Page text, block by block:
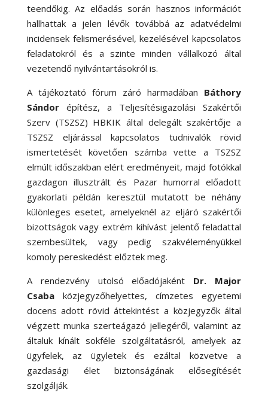
teendőkig. Az előadás során hasznos információt
hallhattak a jelen lévők továbbá az adatvédelmi
incidensek felismerésével, kezelésével kapcsolatos
feladatokról és a szinte minden vállalkozó által
vezetendő nyilvántartásokról is.
A tájékoztató fórum záró harmadában Báthory
Sándorépítész, a Teljesítésigazolási Szakértői
Szerv (TSZSZ) HBKIK által delegált szakértője a
TSZSZ eljárással kapcsolatos tudnivalók rövid
ismertetését követően számba vette a TSZSZ
elmúlt időszakban elért eredményeit, majd fotókkal
gazdagon illusztrált és Pazar humorral előadott
gyakorlati példán keresztül mutatott be néhány
különleges esetet, amelyeknél az eljáró szakértői
bizottságok vagy extrém kihívást jelentő feladattal
szembesültek, vagy pedig szakvéleményükkel
komoly pereskedést előztek meg.
A rendezvény utolsó előadójaként Dr. Major
Csabaközjegyzőhelyettes, címzetes egyetemi
docens adott rövid áttekintést a közjegyzők által
végzett munka szerteágazó jellegéről, valamint az
általuk kínált sokféle szolgáltatásról, amelyek az
ügyfelek, az ügyletek és ezáltal közvetve a
gazdasági élet biztonságának elősegítését
szolgálják.